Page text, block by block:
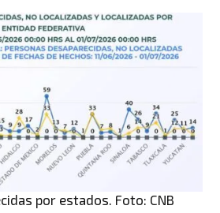
por estados. Foto: CNB